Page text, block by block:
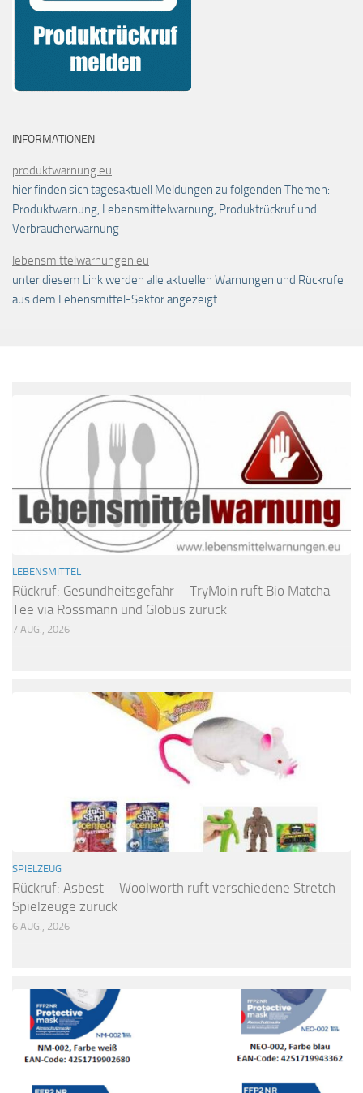
INFORMATIONEN
produktwarnung.eu
hier finden sich tagesaktuell Meldungen zu folgenden Themen:
Produktwarnung, Lebensmittelwarnung, Produktrückruf und
Verbraucherwarnung
lebensmittelwarnungen.eu
unter diesem Link werden alle aktuellen Warnungen und Rückrufe
aus dem Lebensmittel-Sektor angezeigt
LEBENSMITTEL
Rückruf: Gesundheitsgefahr – TryMoin ruft Bio Matcha
Tee via Rossmann und Globus zurück
7 AUG., 2026
SPIELZEUG
Rückruf: Asbest – Woolworth ruft verschiedene Stretch
Spielzeuge zurück
6 AUG., 2026